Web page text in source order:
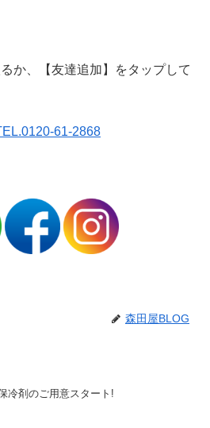
か、【友達追加】をタップして
61-2868
森田屋BLOG
冷剤のご用意スタート!